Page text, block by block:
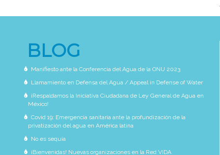
BLOG
Manifiesto ante la Conferencia del Agua de la ONU 2023
Llamamiento en Defensa del Agua / Appeal in Defense of Water
¡Respaldamos la Iniciativa Ciudadana de Ley General de Agua en
México!
Covid 19: Emergencia sanitaria ante la profundización de la
privatización del agua en América latina
No es sequía
¡Bienvenidas! Nuevas organizaciones en la Red VIDA